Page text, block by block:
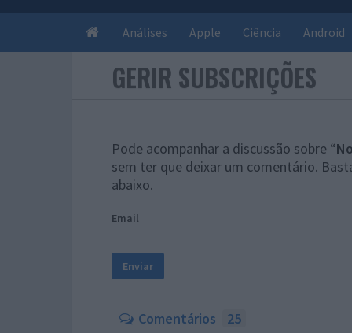
Análises Apple Ciência Android
GERIR SUBSCRIÇÕES
Pode acompanhar a discussão sobre “
sem ter que deixar um comentário.
abaixo.
Email
Comentários 25